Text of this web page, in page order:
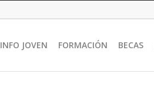
INFO JOVEN FORMACIÓN BECAS